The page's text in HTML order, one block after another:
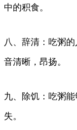
中的积食。
八、辞清：吃粥
音清晰，昂扬。
九、除饥：吃粥
失。